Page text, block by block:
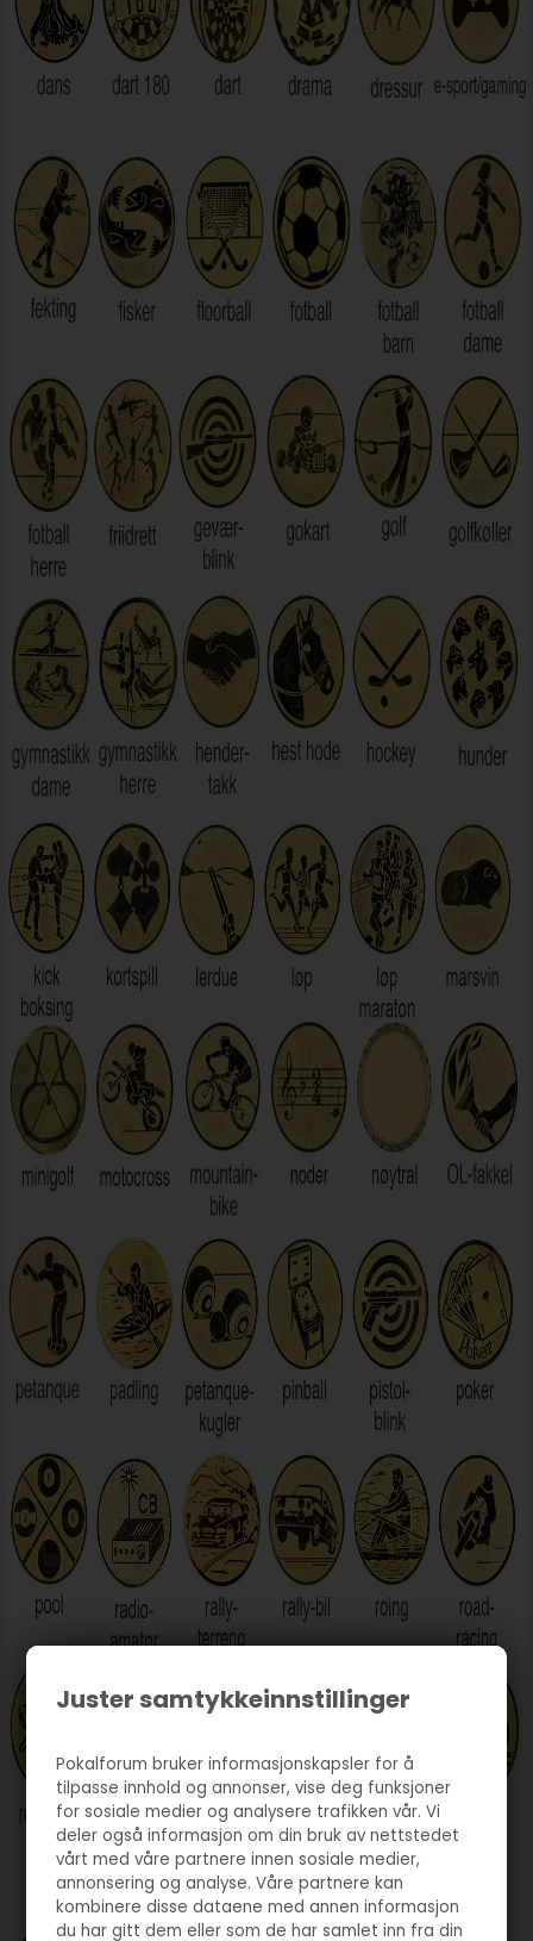
Juster samtykkeinnstillinger
Pokalforum bruker informasjonskapsler for å
tilpasse innhold og annonser, vise deg funksjoner
for sosiale medier og analysere trafikken vår. Vi
deler også informasjon om din bruk av nettstedet
vårt med våre partnere innen sosiale medier,
annonsering og analyse. Våre partnere kan
kombinere disse dataene med annen informasjon
du har gitt dem eller som de har samlet inn fra din